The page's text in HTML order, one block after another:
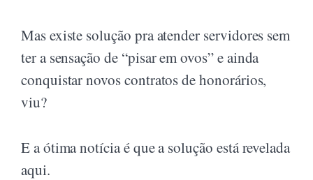
Mas existe solução pra atender servidores sem
ter a sensação de “pisar em ovos” e ainda
conquistar novos contratos de honorários,
viu?
E a ótima notícia é que a solução está revelada
aqui.